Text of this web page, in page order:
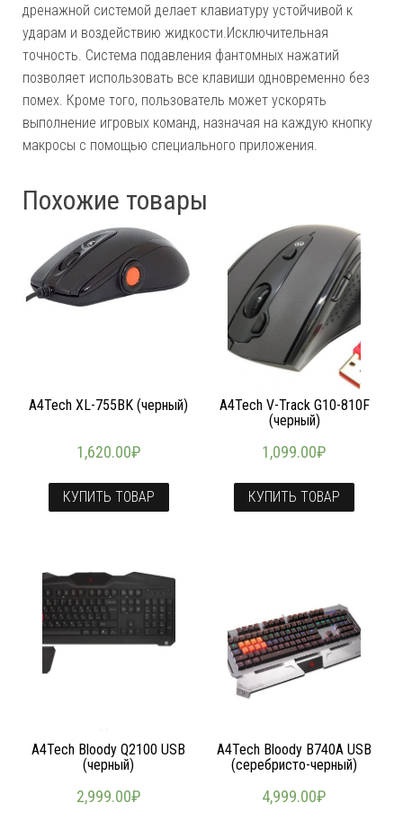
дренажной системой делает клавиатуру устойчивой к
ударам и воздействию жидкости.Исключительная
точность. Система подавления фантомных нажатий
позволяет использовать все клавиши одновременно без
помех. Кроме того, пользователь может ускорять
выполнение игровых команд, назначая на каждую кнопку
макросы с помощью специального приложения.
Похожие товары
A4Tech XL-755BK (черный)
1,620.00₽
КУПИТЬ ТОВАР
A4Tech V-Track G10-810F
(черный)
1,099.00₽
КУПИТЬ ТОВАР
A4Tech Bloody Q2100 USB
(черный)
2,999.00₽
A4Tech Bloody B740A USB
(серебристо-черный)
4,999.00₽